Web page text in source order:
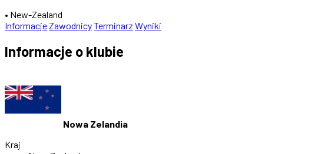
• New-Zealand
InformacjeZawodnicyTerminarz Wyniki
Informacje o klubie
Nowa Zelandia
Kraj